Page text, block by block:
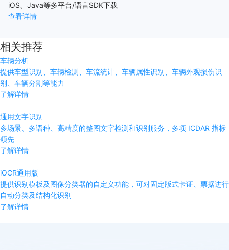
iOS、Java等多平台/语言SDK下载
查看详情
相关推荐
车辆分析
提供车型识别、车辆检测、车流统计、车辆属性识别、车辆外观损伤识
别、车辆分割等能力
了解详情
通用文字识别
多场景、多语种、高精度的整图文字检测和识别服务，多项 ICDAR 指标
领先
了解详情
iOCR通用版
提供识别模板及图像分类器的自定义功能，可对固定版式卡证、票据进行
自动分类及结构化识别
了解详情